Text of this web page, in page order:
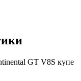
GT V8S купе